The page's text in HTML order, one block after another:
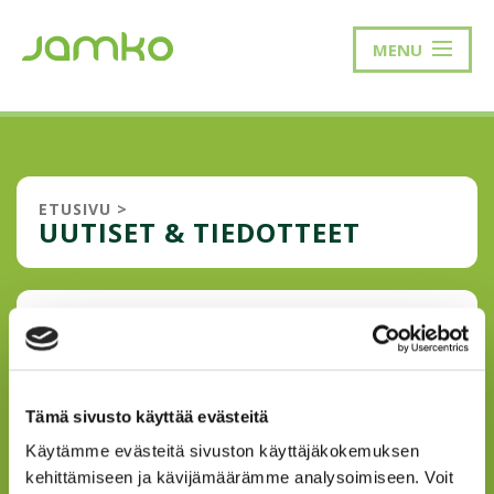
Tämä sivusto käyttää evästeitä
Käytämme evästeitä sivuston käyttäjäkokemuksen
kehittämiseen ja kävijämäärämme analysoimiseen. Voit
MENU
ETUSIVU >
UUTISET & TIEDOTTEET
Tämä on esimerkkisivu. Se eroaa artikkelista siten, että se
pysyy paikallaan ja näkyy sivustosi navigointivalikossa
(useimmissa teemoissa). Useimmat aloittavat Tietoja-
lukijoille, esimerkiksi näin:
Moro! Päivisin jaan postia, iltaisin olen
menestyvä stand-up-koomikko. Tämä on